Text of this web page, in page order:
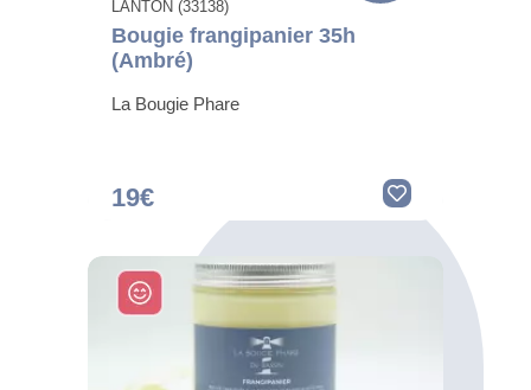
LANTON (33138)
Bougie frangipanier 35h
(Ambré)
La Bougie Phare
19€